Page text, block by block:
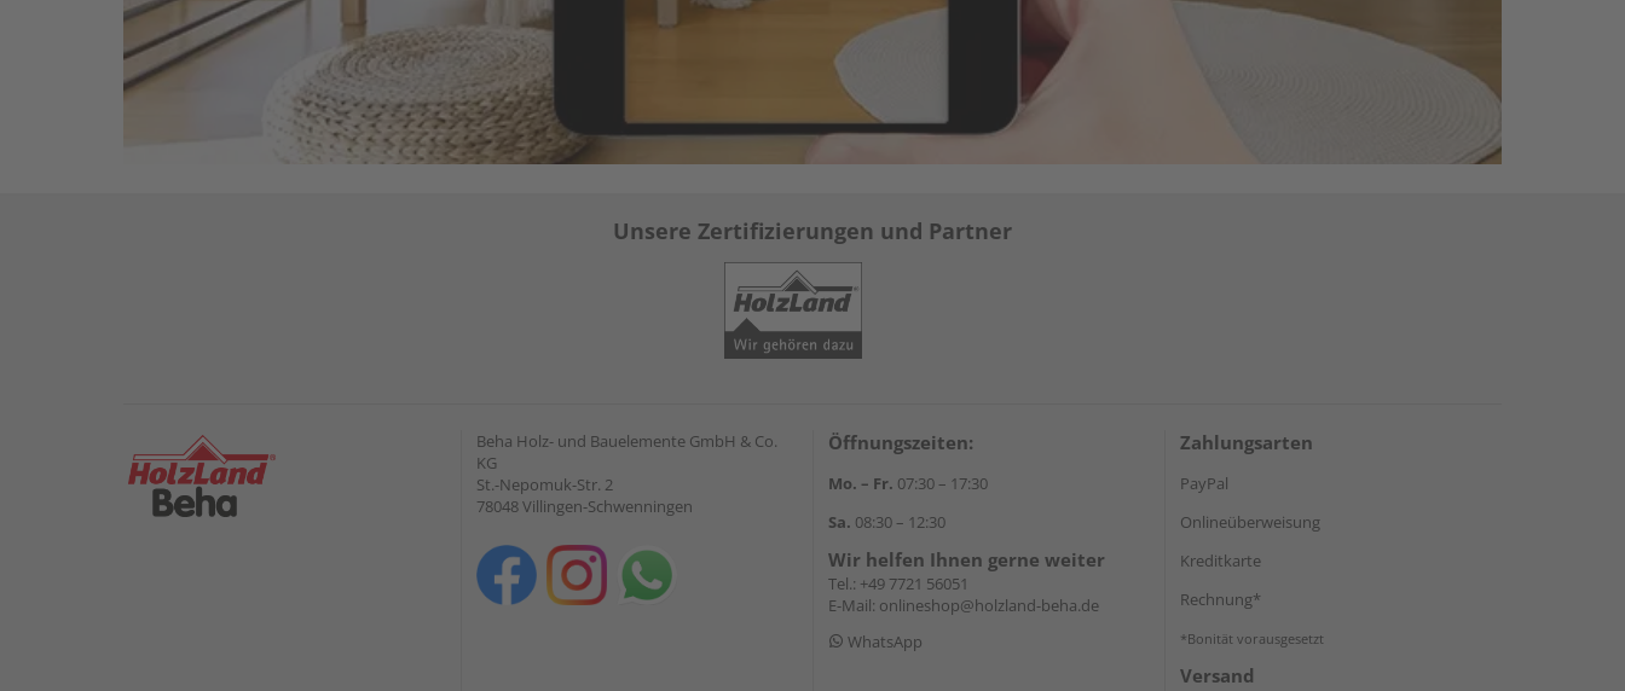
Unsere Zertifizierungen und Partner
Beha Holz- und Bauelemente GmbH & Co.
KG
St.-Nepomuk-Str. 2
78048 Villingen-Schwenningen
Öffnungszeiten:
Mo. – Fr. 07:30 – 17:30
Sa. 08:30 – 12:30
Wir helfen Ihnen gerne weiter
Tel.: +49 7721 56051
E-Mail: onlineshop@holzland-beha.de
WhatsApp
Zahlungsarten
PayPal
Onlineüberweisung
Kreditkarte
Rechnung*
*Bonität vorausgesetzt
Versand